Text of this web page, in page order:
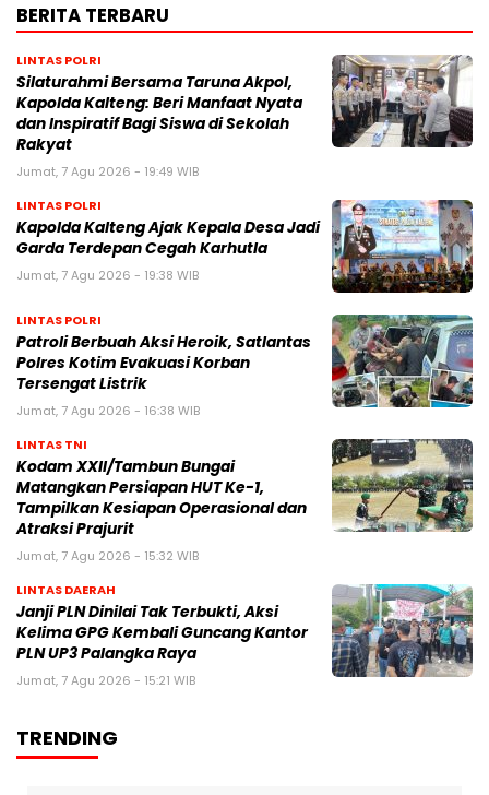
BERITA TERBARU
LINTAS POLRI
Silaturahmi Bersama Taruna Akpol,
Kapolda Kalteng: Beri Manfaat Nyata
dan Inspiratif Bagi Siswa di Sekolah
Rakyat
Jumat, 7 Agu 2026 - 19:49 WIB
LINTAS POLRI
Kapolda Kalteng Ajak Kepala Desa Jadi
Garda Terdepan Cegah Karhutla
Jumat, 7 Agu 2026 - 19:38 WIB
LINTAS POLRI
Patroli Berbuah Aksi Heroik, Satlantas
Polres Kotim Evakuasi Korban
Tersengat Listrik
Jumat, 7 Agu 2026 - 16:38 WIB
LINTAS TNI
Kodam XXII/Tambun Bungai
Matangkan Persiapan HUT Ke-1,
Tampilkan Kesiapan Operasional dan
Atraksi Prajurit
Jumat, 7 Agu 2026 - 15:32 WIB
LINTAS DAERAH
Janji PLN Dinilai Tak Terbukti, Aksi
Kelima GPG Kembali Guncang Kantor
PLN UP3 Palangka Raya
Jumat, 7 Agu 2026 - 15:21 WIB
TRENDING